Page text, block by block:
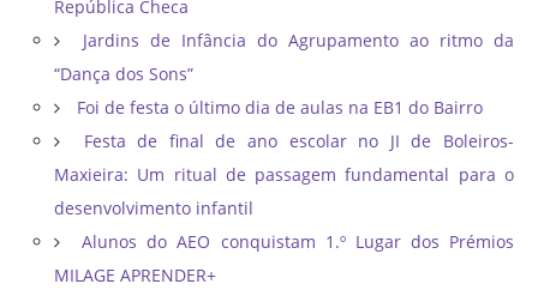
República Checa
Jardins de Infância do Agrupamento ao ritmo da
“Dança dos Sons”
Foi de festa o último dia de aulas na EB1 do Bairro
Festa de final de ano escolar no JI de Boleiros-
Maxieira: Um ritual de passagem fundamental para o
desenvolvimento infantil
Alunos do AEO conquistam 1.º Lugar dos Prémios
MILAGE APRENDER+